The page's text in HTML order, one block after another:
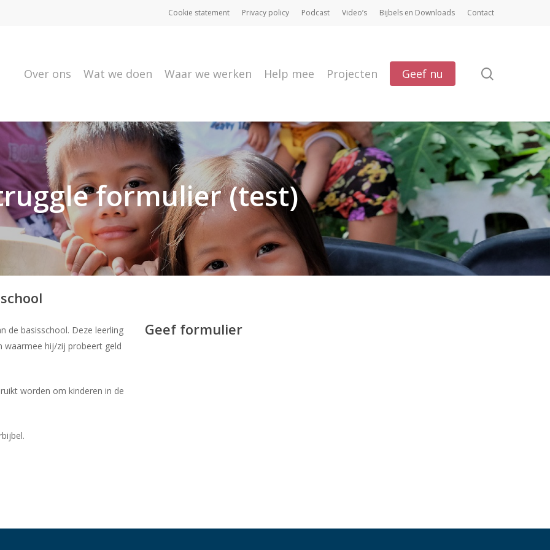
Cookie statement Privacy policy Podcast Video’s Bijbels en Downloads Contact
Over ons Wat we doen Waar we werken Help mee Projecten Geef nu
formulier (test)
de basisschool. Deze leerling
waarmee hij/zij probeert geld
worden om kinderen in de
Geef formulier